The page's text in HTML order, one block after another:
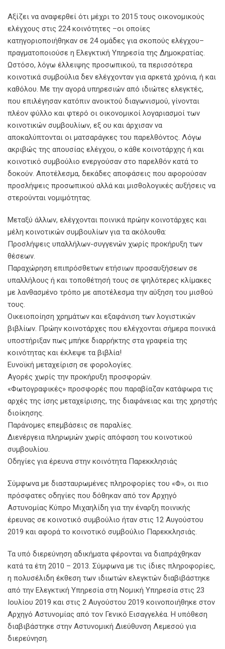
Αξίζει να αναφερθεί ότι μέχρι το 2015 τους οικονομικούς
ελέγχους στις 224 κοινότητες –οι οποίες
κατηγοριοποιήθηκαν σε 24 ομάδες για σκοπούς ελέγχου–
πραγματοποιούσε η Ελεγκτική Υπηρεσία της Δημοκρατίας.
Ωστόσο, λόγω έλλειψης προσωπικού, τα περισσότερα
κοινοτικά συμβούλια δεν ελέγχονταν για αρκετά χρόνια, ή και
καθόλου. Με την αγορά υπηρεσιών από ιδιώτες ελεγκτές,
που επιλέγησαν κατόπιν ανοικτού διαγωνισμού, γίνονται
πλέον φύλλο και φτερό οι οικονομικοί λογαριασμοί των
κοινοτικών συμβουλίων, εξ ου και άρχισαν να
αποκαλύπτονται οι ματσαράγκες του παρελθόντος. Λόγω
ακριβώς της απουσίας ελέγχου, ο κάθε κοινοτάρχης ή και
κοινοτικό συμβούλιο ενεργούσαν στο παρελθόν κατά το
δοκούν. Αποτέλεσμα, δεκάδες αποφάσεις που αφορούσαν
προσλήψεις προσωπικού αλλά και μισθολογικές αυξήσεις να
στερούνται νομιμότητας.
Μεταξύ άλλων, ελέγχονται ποινικά πρώην κοινοτάρχες και
μέλη κοινοτικών συμβουλίων για τα ακόλουθα:
Προσλήψεις υπαλλήλων-συγγενών χωρίς προκήρυξη των
θέσεων.
Παραχώρηση επιπρόσθετων ετήσιων προσαυξήσεων σε
υπαλλήλους ή και τοποθέτησή τους σε ψηλότερες κλίμακες
με λανθασμένο τρόπο με αποτέλεσμα την αύξηση του μισθού
τους.
Οικειοποίηση χρημάτων και εξαφάνιση των λογιστικών
βιβλίων. Πρώην κοινοτάρχες που ελέγχονται σήμερα ποινικά
υποστήριξαν πως μπήκε διαρρήκτης στα γραφεία της
κοινότητας και έκλεψε τα βιβλία!
Ευνοϊκή μεταχείριση σε φορολογίες.
Αγορές χωρίς την προκήρυξη προσφορών.
«Φωτογραφικές» προσφορές που παραβίαζαν κατάφωρα τις
αρχές της ίσης μεταχείρισης, της διαφάνειας και της χρηστής
διοίκησης.
Παράνομες επεμβάσεις σε παραλίες.
Διενέργεια πληρωμών χωρίς απόφαση του κοινοτικού
συμβουλίου.
Οδηγίες για έρευνα στην κοινότητα Παρεκκλησιάς
Σύμφωνα με διασταυρωμένες πληροφορίες του «Φ», οι πιο
πρόσφατες οδηγίες που δόθηκαν από τον Αρχηγό
Αστυνομίας Κύπρο Μιχαηλίδη για την έναρξη ποινικής
έρευνας σε κοινοτικό συμβούλιο ήταν στις 12 Αυγούστου
2019 και αφορά το κοινοτικό συμβούλιο Παρεκκλησιάς.
Τα υπό διερεύνηση αδικήματα φέρονται να διαπράχθηκαν
κατά τα έτη 2010 – 2013. Σύμφωνα με τις ίδιες πληροφορίες,
η πολυσέλιδη έκθεση των ιδιωτών ελεγκτών διαβιβάστηκε
από την Ελεγκτική Υπηρεσία στη Νομική Υπηρεσία στις 23
Ιουλίου 2019 και στις 2 Αυγούστου 2019 κοινοποιήθηκε στον
Αρχηγό Αστυνομίας από τον Γενικό Εισαγγελέα. Η υπόθεση
διαβιβάστηκε στην Αστυνομική Διεύθυνση Λεμεσού για
διερεύνηση.